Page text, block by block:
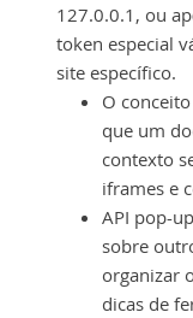
127.0.0.1, ou
token especial
site específico.
O
que um
contexto
iframes e
API pop-
sobre
organizar
dicas de